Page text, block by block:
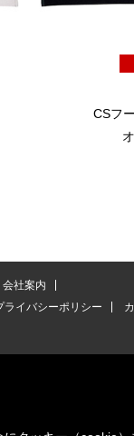
CSフ
会社案内
ライバシーポリシー